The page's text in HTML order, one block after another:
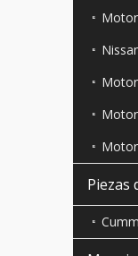
Piezas